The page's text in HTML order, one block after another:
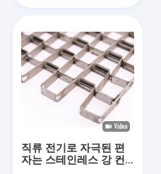
직류 전기로 자극된 편
자는 스테인레스 강 컨